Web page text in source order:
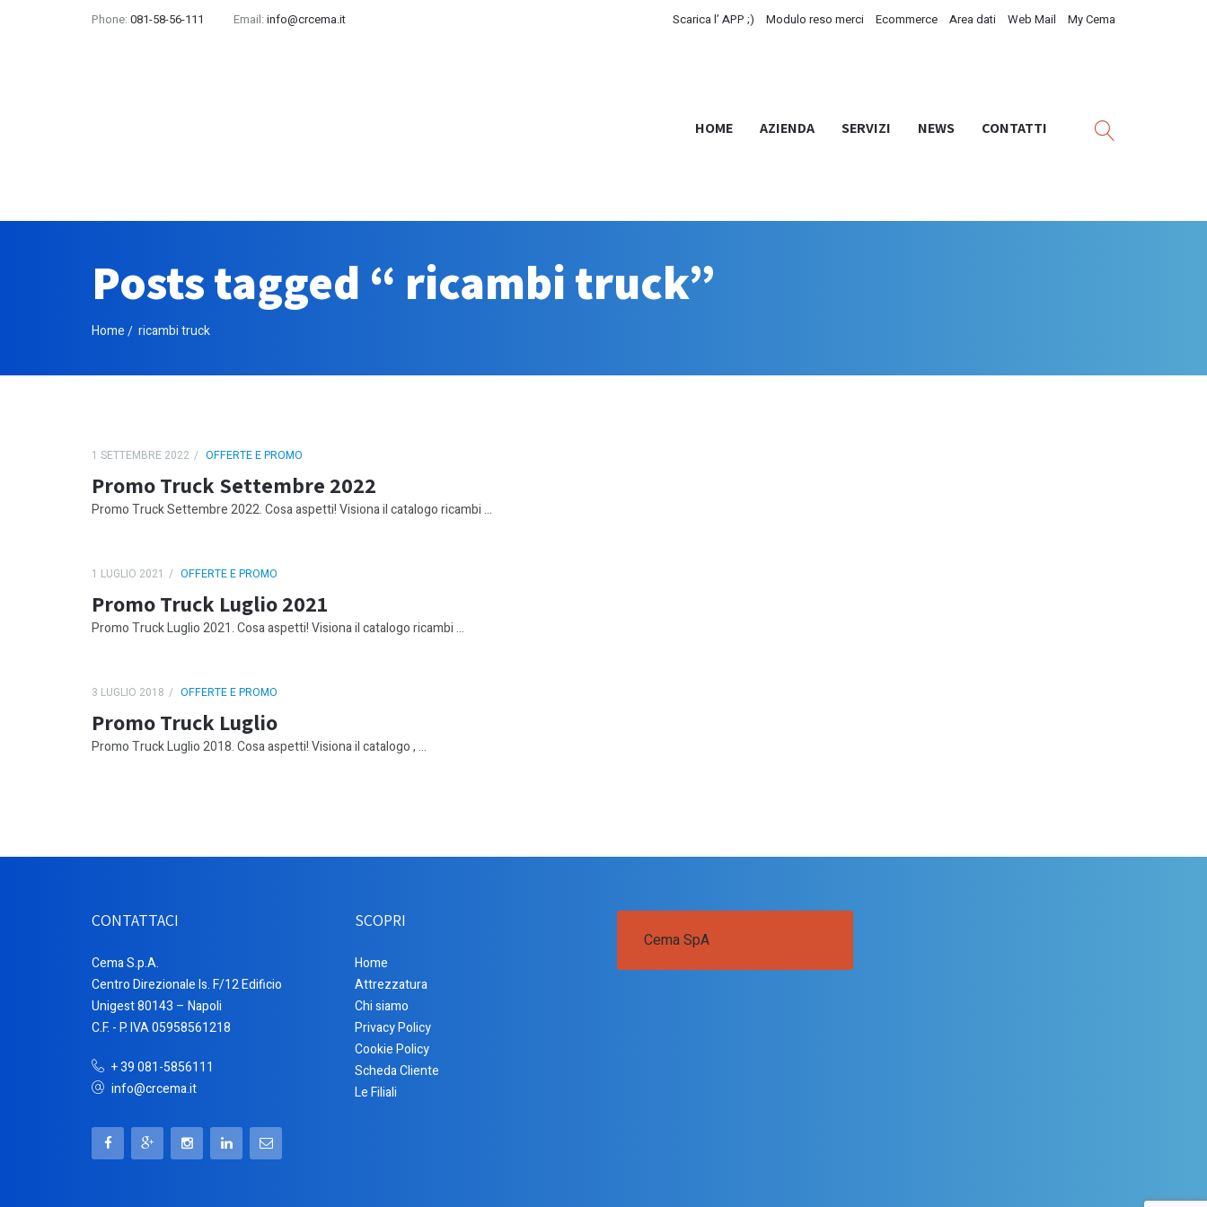
Phone: 081-58-56-111 Email: info@crcema.it Scarica l’ APP ;) Modulo reso merci Ecommerce Area dati Web Mail My Cema
HOME AZIENDA SERVIZI NEWS CONTATTI
Posts tagged “ ricambi truck”
Home ricambi truck
1 SETTEMBRE 2022 OFFERTE E PROMO
Promo Truck Settembre 2022
Promo Truck Settembre 2022. Cosa aspetti! Visiona il catalogo ricambi ...
1 LUGLIO 2021 OFFERTE E PROMO
Promo Truck Luglio 2021
Promo Truck Luglio 2021. Cosa aspetti! Visiona il catalogo ricambi ...
3 LUGLIO 2018 OFFERTE E PROMO
Promo Truck Luglio
Promo Truck Luglio 2018. Cosa aspetti! Visiona il catalogo , ...
CONTATTACI
Cema S.p.A.
Centro Direzionale Is. F/12 Edificio
Unigest 80143 – Napoli
C.F. - P. IVA 05958561218
+ 39 081-5856111
info@crcema.it
SCOPRI
Home
Attrezzatura
Chi siamo
Privacy Policy
Cookie Policy
Scheda Cliente
Le Filiali
Cema SpA